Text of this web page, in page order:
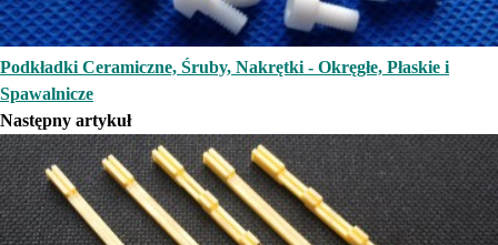
Podkładki Ceramiczne, Śruby, Nakrętki - Okręgłe, Płaskie i
Spawalnicze
Następny artykuł